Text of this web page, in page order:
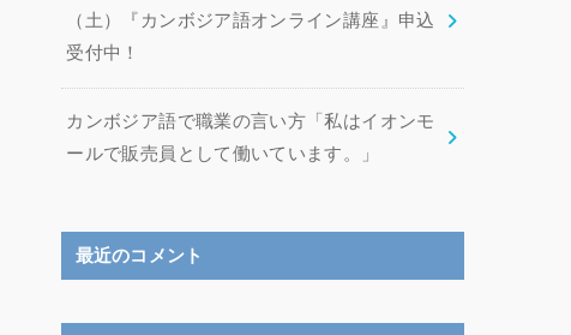
（土）『カンボジア語オンライン講座』申込
受付中！
カンボジア語で職業の言い方「私はイオンモ
ールで販売員として働いています。」
最近のコメント